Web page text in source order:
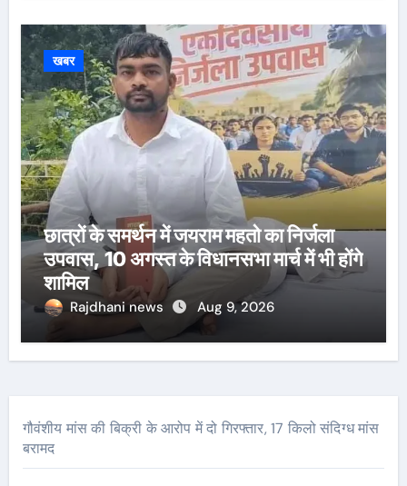
खबर
छात्रों के समर्थन में जयराम महतो का निर्जला
उपवास, 10 अगस्त के विधानसभा मार्च में भी होंगे
शामिल
Rajdhani news Aug 9, 2026
गौवंशीय मांस की बिक्री के आरोप में दो गिरफ्तार, 17 किलो संदिग्ध मांस
बरामद